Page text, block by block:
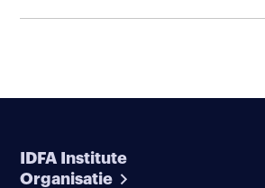
IDFA Institute
Organisatie